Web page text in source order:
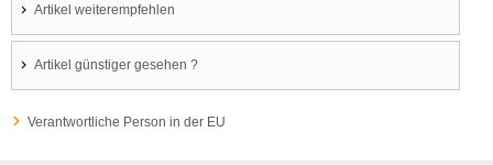
Artikel weiterempfehlen
Artikel günstiger gesehen ?
Verantwortliche Person in der EU